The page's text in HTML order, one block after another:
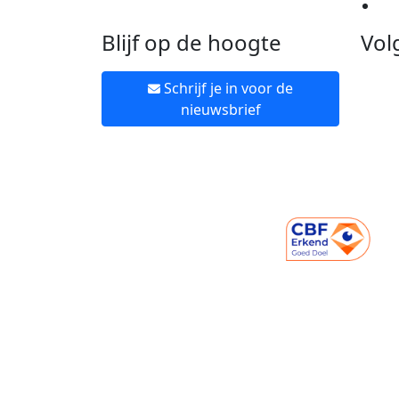
Blijf op de hoogte
Schrijf je in voor de
nieuwsbrief